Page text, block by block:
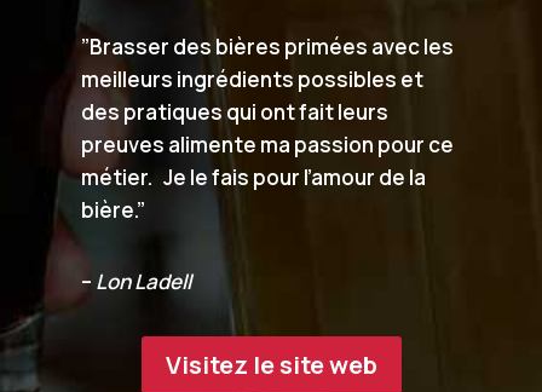
”Brasser des bières primées avec les
meilleurs ingrédients possibles et
des pratiques qui ont fait leurs
preuves alimente ma passion pour ce
métier. Je le fais pour l’amour de la
bière.”
– Lon Ladell
Visitez le site web